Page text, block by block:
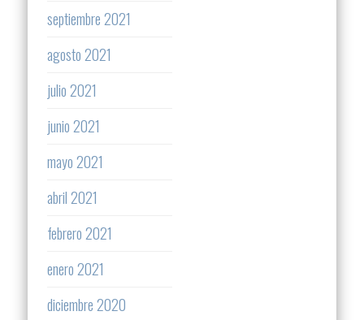
septiembre 2021
agosto 2021
julio 2021
junio 2021
mayo 2021
abril 2021
febrero 2021
enero 2021
diciembre 2020